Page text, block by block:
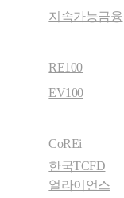
지속가능금융
RE100
EV100
CoREi
한국TCFD
얼라이언스